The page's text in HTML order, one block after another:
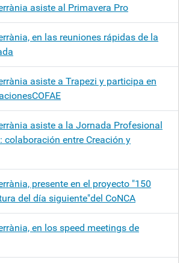
asiste al Primavera Pro
en las reuniones rápidas de la
asiste a Trapezi y participa en
asiste a la Jornada Profesional
colaboración entre Creación y
presente en el proyecto "150
del día siguiente"del CoNCA
en los speed meetings de